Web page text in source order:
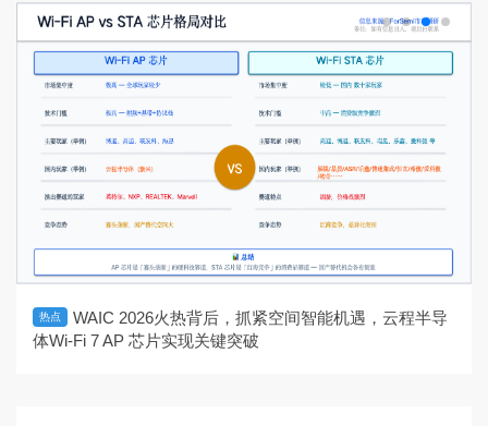
热点
WAIC 2026火热背后，抓紧空间智能机遇，云程半导
体Wi-Fi 7 AP 芯片实现关键突破